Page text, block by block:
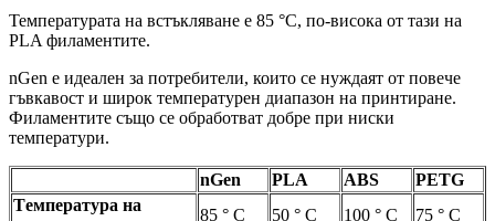
Температурата на встъкляване е 85 °C, по-висока от тази на
PLA филаментите.
nGen е идеален за потребители, които се нуждаят от повече
гъвкавост и широк температурен диапазон на принтиране.
Филаментите също се обработват добре при ниски
температури.
nGen PLA ABS
PETG
Tемпература на
85 ° С 50 ° С 100 ° С
75 ° С